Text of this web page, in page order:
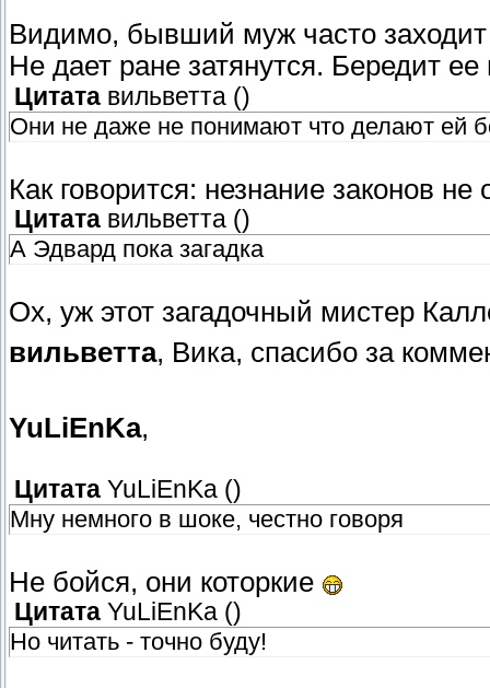
Видимо, бывший муж часто
Не дает ране затянутся. Бередит
Цитата вильветта ()
Они не даже не понимают что делают ей
Как говорится: незнание законов
Цитата вильветта ()
А Эдвард пока загадка
Ох, уж этот загадочный мистер
вильветта, Вика, спасибо за
YuLiEnKa,
Цитата YuLiEnKa ()
Мну немного в шоке, честно говоря
Не бойся, они которкие
Цитата YuLiEnKa ()
Но читать - точно буду!